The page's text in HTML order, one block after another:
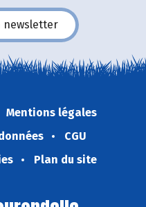
newsletter
Mentions légales
CGU
Plan du site